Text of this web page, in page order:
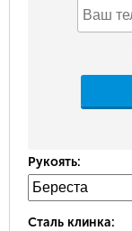
Рукоять:
Сталь клинка: